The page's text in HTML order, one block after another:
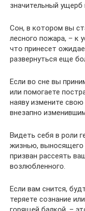
значительный ущерб
Сон, в котором вы
лесного пожара, – к
что принесет
развернуться еще
Если во сне вы
или помогаете
наяву измените
внезапно
Видеть себя в роли
жизнью, выносящего
призван рассеять
возлюбленного.
Если вам снится,
теряете сознание